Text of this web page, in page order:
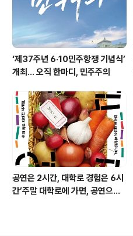
‘제37주년 6·10민주항쟁 기념식’
개최… 오직 한마디, 민주주의
공연은 2시간, 대학로 경험은 6시
간’주말 대학로에 가면, 공연으로